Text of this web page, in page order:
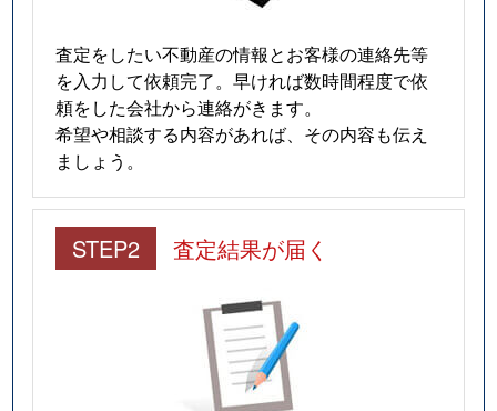
査定をしたい不動産の情報とお客様の連絡先等
を入力して依頼完了。早ければ数時間程度で依
頼をした会社から連絡がきます。
希望や相談する内容があれば、その内容も伝え
ましょう。
STEP2 査定結果が届く